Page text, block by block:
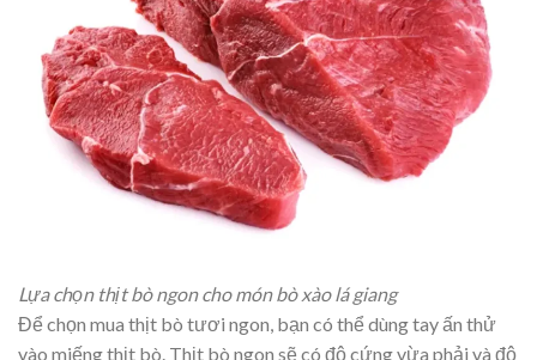
Lựa chọn thịt bò ngon cho món bò xào lá giang
Để chọn mua thịt bò tươi ngon, bạn có thể dùng tay ấn thử
vào miếng thịt bò. Thịt bò ngon sẽ có độ cứng vừa phải và độ